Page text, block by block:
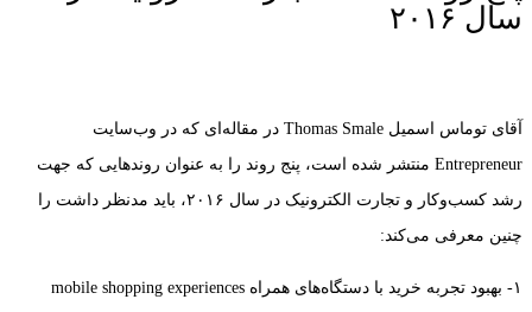
سال ۲۰۱۶
آقای توماس اسمیل Thomas Smale در مقاله‌ای که در وب‌سایت
Entrepreneur منتشر شده است، پنج روند را به عنوان روندهایی که جهت
رشد کسب‌و‌کار و تجارت الکترونیک در سال ۲۰۱۶، باید مدنظر داشت را
چنین معرفی می‌کند:
۱- بهبود تجربه خرید با دستگاه‌های همراه mobile shopping experiences